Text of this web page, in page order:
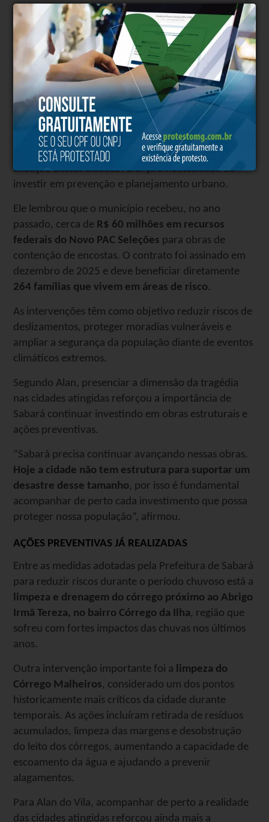
quando vê de perto uma tragédia dessas, percebe
quea vida é o nosso bem maior. A gratidão muda a
forma como enxergamos cada dia”, disse.
ALERTA PARA SABARÁ
A tragédia vividanão apenas em Ubá, mas também
em Juiz de Fora e Matias
Barbosa , cidades mineiras
que sofreram com os impactos das fortes chuvas,
trouxe um alerta importante para Sabará. Para o
vereador Alan do Vila, acompanhar de perto a
situação dessas cidades reforça a necessidade de
investir em prevenção e planejamento urbano.
Ele lembrou que o município recebeu, no ano
passado, cerca de R$ 60 milhões em recursos
federais do Novo PAC Seleções para obras de
contenção de encostas. O contrato foi assinado em
dezembro de 2025 e deve beneficiar diretamente
264 famílias que vivem em áreas de risco.
As intervenções têm como objetivo reduzir riscos de
deslizamentos, proteger moradias vulneráveis e
ampliar a segurança da população diante de eventos
climáticos extremos.
Segundo Alan, presenciar a dimensão da tragédia
nas cidades atingidas reforçou a importância de
Sabará continuar investindo em obras estruturais e
ações preventivas.
“Sabará precisa continuar avançando nessas obras.
Hoje a cidade não tem estrutura para suportar um
desastre desse tamanho, por isso é fundamental
acompanhar de perto cada investimento que possa
proteger nossa população”, afirmou.
AÇÕES PREVENTIVAS JÁ REALIZADAS
Entre as medidas adotadas pela Prefeitura de Sabará
para reduzir riscos durante o período chuvoso está a
limpeza e drenagem do córrego próximo ao Abrigo
Irmã Tereza, no bairro Córrego da Ilha, região que
sofreu com fortes impactos das chuvas nos últimos
anos.
Outra intervenção importante foi a limpeza do
Córrego Malheiros, considerado um dos pontos
historicamente mais críticos da cidade durante
temporais. As ações incluíram retirada de resíduos
acumulados, limpeza das margens e desobstrução
do leito dos córregos, aumentando a capacidade de
escoamento da água e ajudando a prevenir
alagamentos.
Para Alan do Vila, acompanhar de perto a realidade
das cidades atingidas reforçou ainda mais a